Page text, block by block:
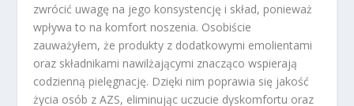
zwrócić uwagę na jego konsystencję i skład, ponieważ
wpływa to na komfort noszenia. Osobiście
zauważyłem, że produkty z dodatkowymi emolientami
oraz składnikami nawilżającymi znacząco wspierają
codzienną pielęgnację. Dzięki nim poprawia się jakość
życia osób z AZS, eliminując uczucie dyskomfortu oraz